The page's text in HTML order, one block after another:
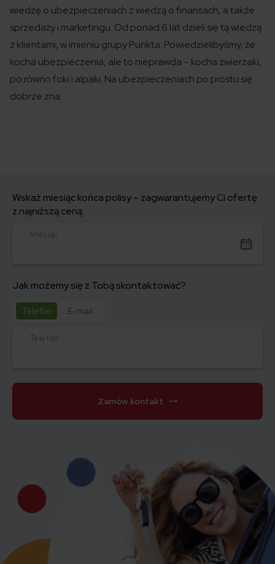
wiedzę o ubezpieczeniach z wiedzą o finansach, a także
sprzedaży i marketingu. Od ponad 6 lat dzieli się tą wiedzą
z klientami, w imieniu grupy Punkta. Powiedzielibyśmy, że
kocha ubezpieczenia, ale to nieprawda – kocha zwierzaki,
po równo foki i alpaki. Na ubezpieczeniach po prostu się
dobrze zna.
Wskaż miesiąc końca polisy – zagwarantujemy Ci ofertę
z najniższą ceną.
Miesiąc
Jak możemy się z Tobą skontaktować?
Telefon E-mail
Telefon
Zamów kontakt